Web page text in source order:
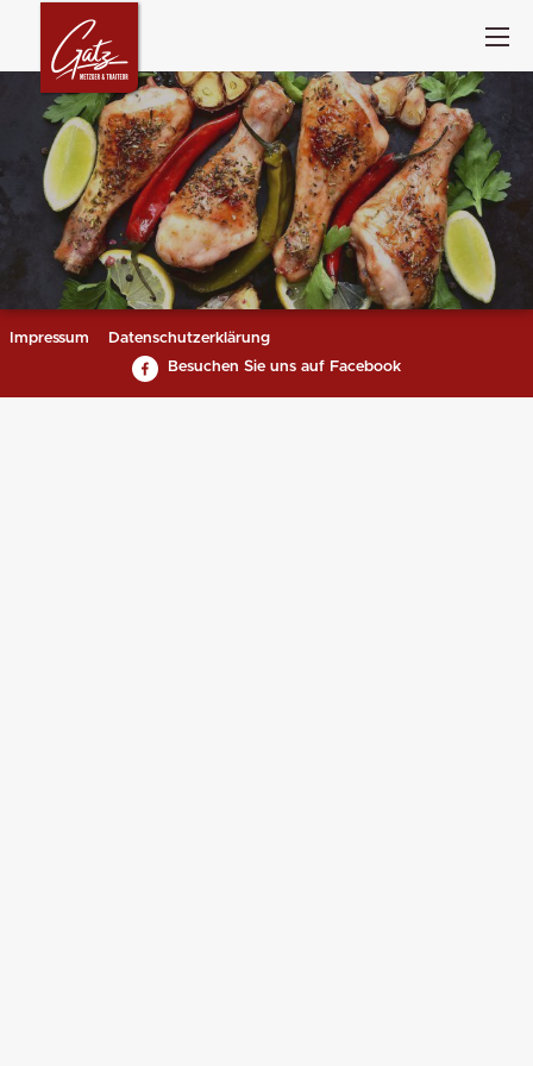
Impressum
Datenschutzerklärung
Besuchen Sie uns auf Facebook